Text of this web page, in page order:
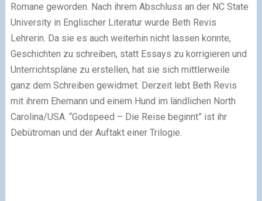
Romane geworden. Nach ihrem Abschluss an der NC State
University in Englischer Literatur wurde Beth Revis
Lehrerin. Da sie es auch weiterhin nicht lassen konnte,
Geschichten zu schreiben, statt Essays zu korrigieren und
Unterrichtspläne zu erstellen, hat sie sich mittlerweile
ganz dem Schreiben gewidmet. Derzeit lebt Beth Revis
mit ihrem Ehemann und einem Hund im ländlichen North
Carolina/USA. “Godspeed – Die Reise beginnt” ist ihr
Debütroman und der Auftakt einer Trilogie.